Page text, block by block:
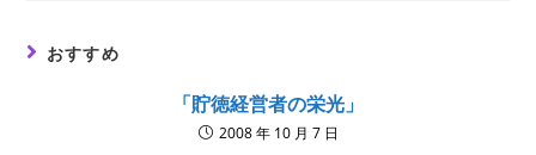
おすすめ
「貯徳経営者の栄光」
2008 年 10 月 7 日